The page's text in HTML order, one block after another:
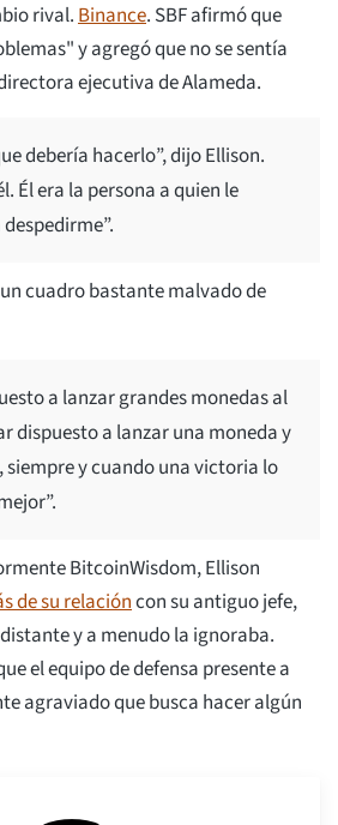
rival.Binance. SBF afirmó que
y agregó que no se sentía
ejecutiva de Alameda.
debería hacerlo”, dijo Ellison.
Él era la persona a quien le
cuadro bastante malvado de
a lanzar grandes monedas al
dispuesto a lanzar una moneda y
y cuando una victoria lo
BitcoinWisdom, Ellison
de su relacióncon su antiguo jefe,
y a menudo la ignoraba.
el equipo de defensa presente a
agraviado que busca hacer algún